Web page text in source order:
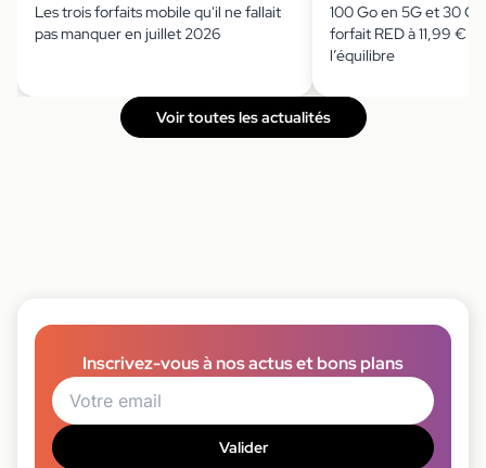
Les trois forfaits mobile qu'il ne fallait
pas manquer en juillet 2026
100 Go en 5G et 30
forfait RED à 11,99 €
l’équilibre
Voir toutes les actualités
Inscrivez-vous à nos actus et bons plans
Valider